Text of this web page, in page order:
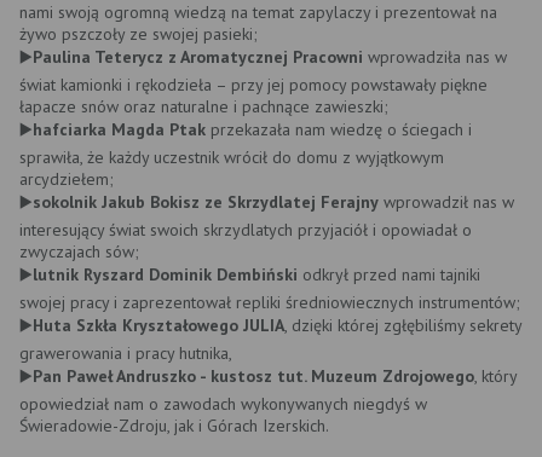
nami swoją ogromną wiedzą na temat zapylaczy i prezentował na
żywo pszczoły ze swojej pasieki;
▶️Paulina Teterycz z Aromatycznej Pracowni wprowadziła nas w
świat kamionki i rękodzieła – przy jej pomocy powstawały piękne
łapacze snów oraz naturalne i pachnące zawieszki;
▶️hafciarka Magda Ptak przekazała nam wiedzę o ściegach i
sprawiła, że każdy uczestnik wrócił do domu z wyjątkowym
arcydziełem;
▶️sokolnik Jakub Bokisz ze Skrzydlatej Ferajny wprowadził nas w
interesujący świat swoich skrzydlatych przyjaciół i opowiadał o
zwyczajach sów;
▶️lutnik Ryszard Dominik Dembiński odkrył przed nami tajniki
swojej pracy i zaprezentował repliki średniowiecznych instrumentów;
▶️Huta Szkła Kryształowego JULIA, dzięki której zgłębiliśmy sekrety
grawerowania i pracy hutnika,
▶️Pan Paweł Andruszko - kustosz tut. Muzeum Zdrojowego, który
opowiedział nam o zawodach wykonywanych niegdyś w
Świeradowie-Zdroju, jak i Górach Izerskich.